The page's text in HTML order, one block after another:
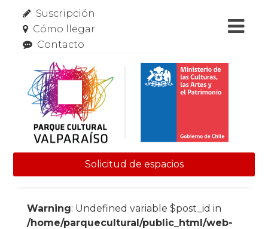
Suscripción
Cómo llegar
Contacto
Solicitud de espacios
Warning: Undefined variable $post_id in
/home/parquecultural/public_html/web-